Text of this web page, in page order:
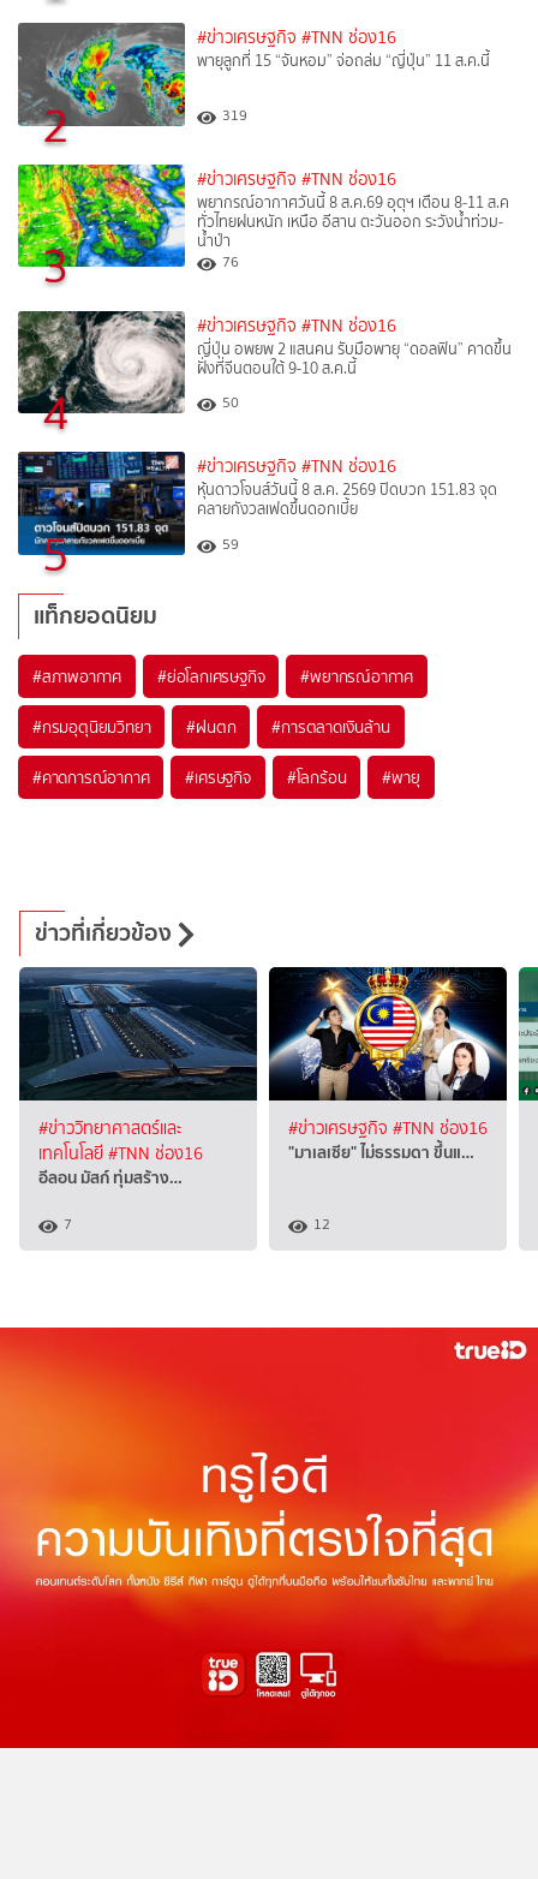
2
#ข่าวเศรษฐกิจ #TNN ช่อง16
พายุลูกที่ 15 “จันหอม” จ่อถล่ม “ญี่ปุ่น” 11 ส.ค.นี้
319
3
#ข่าวเศรษฐกิจ #TNN ช่อง16
พยากรณ์อากาศวันนี้ 8 ส.ค.69 อุตุฯ เตือน 8-11 ส.ค
ทั่วไทยฝนหนัก เหนือ อีสาน ตะวันออก ระวังน้ำท่วม-
น้ำป่า
76
4
#ข่าวเศรษฐกิจ #TNN ช่อง16
ญี่ปุ่น อพยพ 2 แสนคน รับมือพายุ “ดอลฟิน” คาดขึ้น
ฝั่งที่จีนตอนใต้ 9-10 ส.ค.นี้
50
5
#ข่าวเศรษฐกิจ #TNN ช่อง16
หุ้นดาวโจนส์วันนี้ 8 ส.ค. 2569 ปิดบวก 151.83 จุด
คลายกังวลเฟดขึ้นดอกเบี้ย
59
แท็กยอดนิยม
#สภาพอากาศ #ย่อโลกเศรษฐกิจ #พยากรณ์อากาศ
#กรมอุตุนิยมวิทยา #ฝนตก #การตลาดเงินล้าน
#คาดการณ์อากาศ #เศรษฐกิจ #โลกร้อน #พายุ
ข่าวที่เกี่ยวข้อง
#ข่าววิทยาศาสตร์และ
เทคโนโลยี#TNN ช่อง16
อีลอน มัสก์ ทุ่มสร้าง…
7
#ข่าวเศรษฐกิจ #TNN ช่อง16
"มาเลเซีย" ไม่ธรรมดา ขึ้นแ…
12